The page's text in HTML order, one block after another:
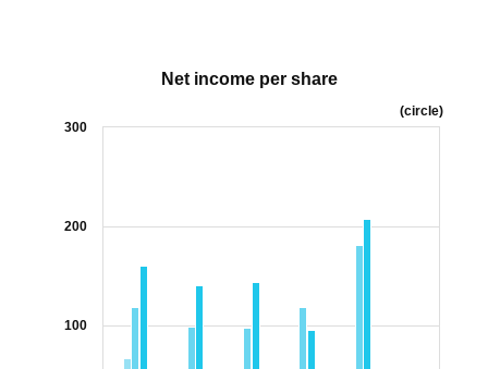
Net income per share
100
200
300
(circle)